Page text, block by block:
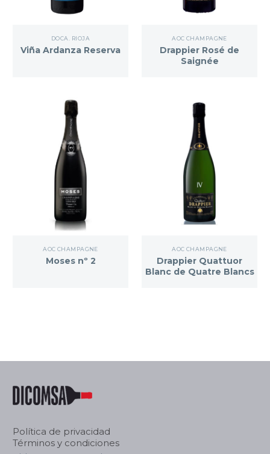
DOCA. RIOJA
Viña Ardanza Reserva
AOC CHAMPAGNE
Drappier Rosé de
Saignée
AOC CHAMPAGNE
Moses nº 2
AOC CHAMPAGNE
Drappier Quattuor
Blanc de Quatre Blancs
Política de privacidad
Términos y condiciones